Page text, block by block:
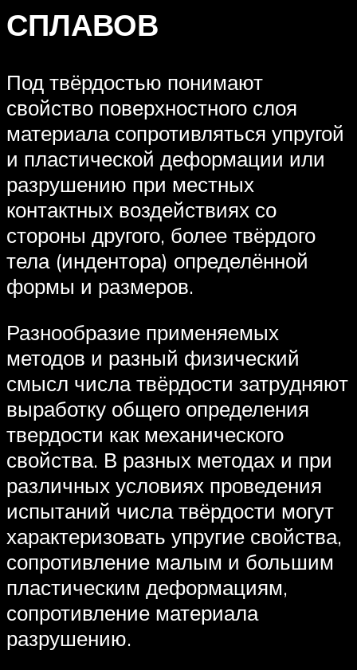
СПЛАВОВ
Под твёрдостью понимают
свойство поверхностного слоя
материала сопротивляться упругой
и пластической деформации или
разрушению при местных
контактных воздействиях со
стороны другого, более твёрдого
тела (индентора) определённой
формы и размеров.
Разнообразие применяемых
методов и разный физический
смысл числа твёрдости затрудняют
выработку общего определения
твердости как механического
свойства. В разных методах и при
различных условиях проведения
испытаний числа твёрдости могут
характеризовать упругие свойства,
сопротивление малым и большим
пластическим деформациям,
сопротивление материала
разрушению.